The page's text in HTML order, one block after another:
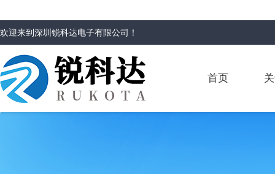
欢迎来到深圳锐科达电子有限公司 ！
首页